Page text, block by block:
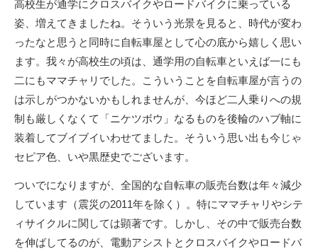
高校生が通学にクロスバイクやロードバイクに乗っている
姿、増えてきましたね。そういう光景を見ると、時代が変わ
ったなと思うと同時に自転車屋として心の底から嬉しく思い
ます。我々が高校生の頃は、通学用の自転車といえば一にも
二にもママチャリでした。こういうことを自転車屋が言うの
は示しがつかないかもしれませんが、今ほど二人乗りへの規
制も厳しくなくて「ニケツボウ」なるものを後輪のハブ軸に
装着してブイブイいわせてました。そういう思い出も今じゃ
セピア色、いや黒歴史でございます。
ついでになりますが、全国的な自転車の販売台数は年々減少
しています（震災の2011年を除く）。特にママチャリやシテ
ィサイクルに関しては顕著です。しかし、その中で販売台数
を伸ばしてるのが、電動アシストとクロスバイクやロードバ